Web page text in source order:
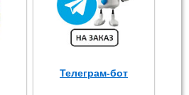
Телеграм-бот